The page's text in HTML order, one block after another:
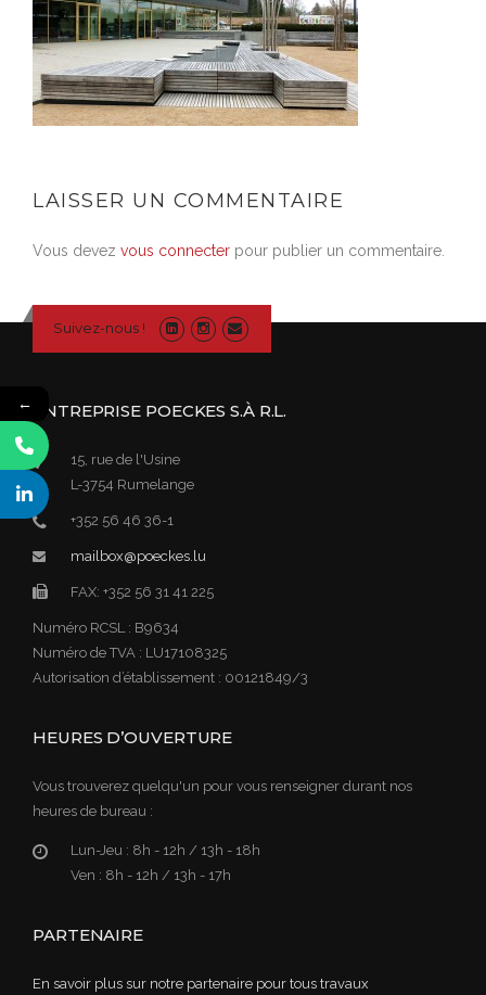
LAISSER UN COMMENTAIRE
Vous devez vous connecter pour publier un commentaire.
Suivez-nous !
ENTREPRISE POECKES S.À R.L.
15, rue de l'Usine
L-3754 Rumelange
+352 56 46 36-1
mailbox@poeckes.lu
FAX: +352 56 31 41 225
Numéro RCSL : B9634
Numéro de TVA : LU17108325
Autorisation d’établissement : 00121849/3
HEURES D’OUVERTURE
Vous trouverez quelqu'un pour vous renseigner durant nos
heures de bureau :
Lun-Jeu : 8h - 12h / 13h - 18h
Ven : 8h - 12h / 13h - 17h
PARTENAIRE
En savoir plus sur notre partenaire pour tous travaux
←